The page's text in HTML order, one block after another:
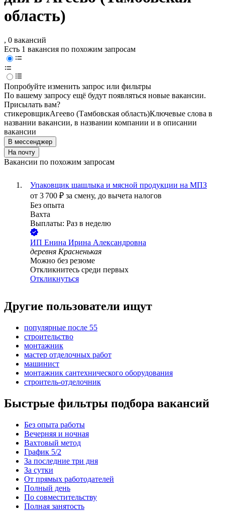
область)
, 0 вакансий
Есть 1 вакансия по похожим запросам
Попробуйте изменить запрос или фильтры
По вашему запросу ещё будут появляться новые вакансии.
Присылать вам?
стикеровщикАгеево (Тамбовская область)Ключевые слова в
названии вакансии, в названии компании и в описании
вакансии
В мессенджер
На почту
Вакансии по похожим запросам
Упаковщик шашлыка и мясной продукции на МПЗ
от 3 700 ₽ за смену, до вычета налогов
Без опыта
Вахта
Выплаты: Раз в неделю
ИП Енина Ирина Александровна
деревня Красненькая
Можно без резюме
Откликнитесь среди первых
Откликнуться
Другие пользователи ищут
популярные после 55
строительство
монтажник
мастер отделочных работ
машинист
монтажник сантехнического оборудования
строитель-отделочник
Быстрые фильтры подбора вакансий
Без опыта работы
Вечерняя и ночная
Вахтовый метод
График 5/2
За последние три дня
За сутки
От прямых работодателей
Полный день
По совместительству
Полная занятость